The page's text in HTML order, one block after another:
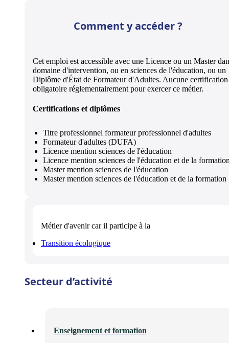
Comment y accéder ?
Cet emploi est accessible avec une Licence ou un Master
domaine d'intervention, ou en sciences de l'éducation, ou un
Diplôme d'État de Formateur d'Adultes. Aucune certification
obligatoire réglementairement pour exercer ce métier.
Certifications et diplômes
Titre professionnel formateur professionnel d'adultes
Formateur d'adultes (DUFA)
Licence mention sciences de l'éducation
Licence mention sciences de l'éducation et de la
Master mention sciences de l'éducation
Master mention sciences de l'éducation et de la formation
Métier d'avenircar il participe à la
Transition écologique
Secteur d’activité
Enseignement et formation